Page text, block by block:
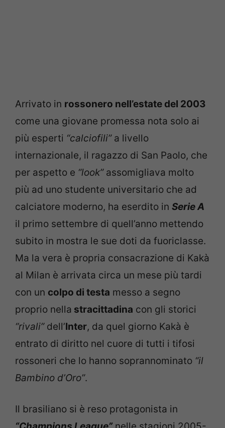
Arrivato in rossonero nell’estate del 2003
come una giovane promessa nota solo ai
più esperti “calciofili”a livello
internazionale, il ragazzo di San Paolo, che
per aspetto e “look”assomigliava molto
più ad uno studente universitario che ad
calciatore moderno, ha eserdito in Serie A
il primo settembre di quell’anno mettendo
subito in mostra le sue doti da fuoriclasse.
Ma la vera è propria consacrazione di Kakà
al Milan è arrivata circa un mese più tardi
con un colpo di testa messo a segno
proprio nella stracittadina con gli storici
“rivali”dell’Inter, da quel giorno Kakà è
entrato di diritto nel cuore di tutti i tifosi
rossoneri che lo hanno soprannominato “il
Bambino d’Oro”.
Il brasiliano si è reso protagonista in